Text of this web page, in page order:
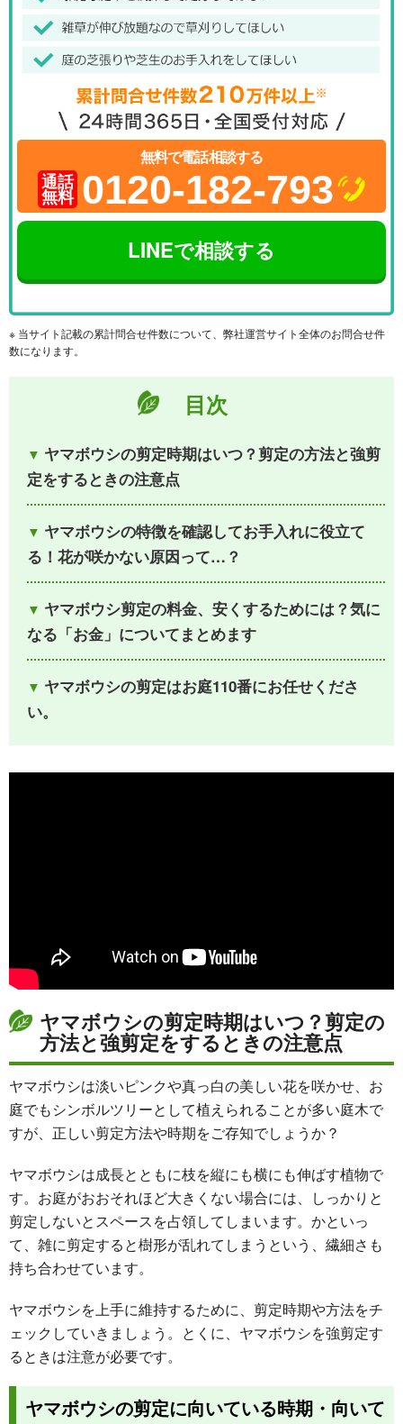
無料で電話相談する
通話
無料 0120-182-793
LINEで相談する
※ 当サイト記載の累計問合せ件数について、弊社運営サイト全体のお問合せ件
数になります。
目次
ヤマボウシの剪定時期はいつ？剪定の方法と強剪
定をするときの注意点
ヤマボウシの特徴を確認してお手入れに役立て
る！花が咲かない原因って…？
ヤマボウシ剪定の料金、安くするためには？気に
なる「お金」についてまとめます
ヤマボウシの剪定はお庭110番にお任せくださ
い。
ヤマボウシの剪定時期はいつ？剪定の
方法と強剪定をするときの注意点
ヤマボウシは淡いピンクや真っ白の美しい花を咲かせ、お
庭でもシンボルツリーとして植えられることが多い庭木で
すが、正しい剪定方法や時期をご存知でしょうか？
ヤマボウシは成長とともに枝を縦にも横にも伸ばす植物で
す。お庭がおおそれほど大きくない場合には、しっかりと
剪定しないとスペースを占領してしまいます。かといっ
て、雑に剪定すると樹形が乱れてしまうという、繊細さも
持ち合わせています。
ヤマボウシを上手に維持するために、剪定時期や方法をチ
ェックしていきましょう。とくに、ヤマボウシを強剪定す
るときは注意が必要です。
ヤマボウシの剪定に向いている時期・向いて